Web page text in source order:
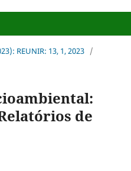
REUNIR: 13, 1, 2023 /
de